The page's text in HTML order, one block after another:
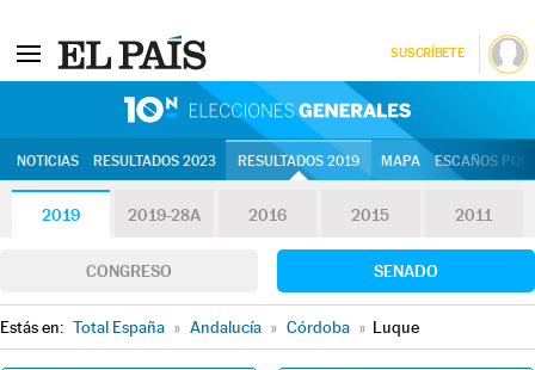
SUSCRÍBETE
NOTICIAS RESULTADOS 2023 RESULTADOS 2019 MAPA ESCAÑOS
2019 2019-28A 2016 2015 2011
CONGRESO SENADO
Estás en: Total España » Andalucía » Córdoba » Luque